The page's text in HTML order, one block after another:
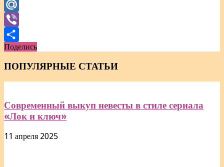
WhatsApp
Mail.Ru
Viber
Отправить
Поделись
ПОПУЛЯРНЫЕ СТАТЬИ
Современный выкуп невесты в стиле сериала
«Лок и ключ»
11 апреля 2025